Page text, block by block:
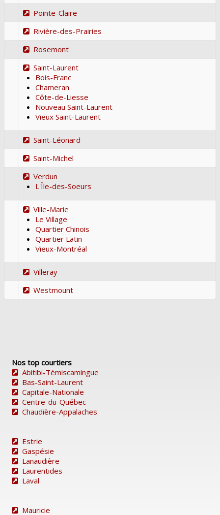
Pointe-Claire
Rivière-des-Prairies
Rosemont
Saint-Laurent
Bois-Franc
Chameran
Côte-de-Liesse
Nouveau Saint-Laurent
Vieux Saint-Laurent
Saint-Léonard
Saint-Michel
Verdun
L'Île-des-Soeurs
Ville-Marie
Le Village
Quartier Chinois
Quartier Latin
Vieux-Montréal
Villeray
Westmount
Nos top courtiers
Abitibi-Témiscamingue
Bas-Saint-Laurent
Capitale-Nationale
Centre-du-Québec
Chaudière-Appalaches
Estrie
Gaspésie
Lanaudière
Laurentides
Laval
Mauricie